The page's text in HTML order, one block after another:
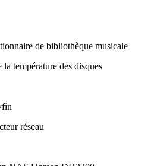
de bibliothèque musicale
température des disques
réseau